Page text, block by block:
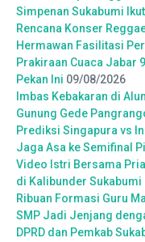
Simpenan Sukabumi
Rencana Konser
Hermawan Fasilitasi
Prakiraan Cuaca Jabar
Pekan Ini 09/08/2026
Imbas Kebakaran di
Gunung Gede
Prediksi Singapura vs
Jaga Asa ke Semifinal
Video Istri Bersama
di Kalibunder Sukabumi
Ribuan Formasi Guru
SMP Jadi Jenjang
DPRD dan Pemkab